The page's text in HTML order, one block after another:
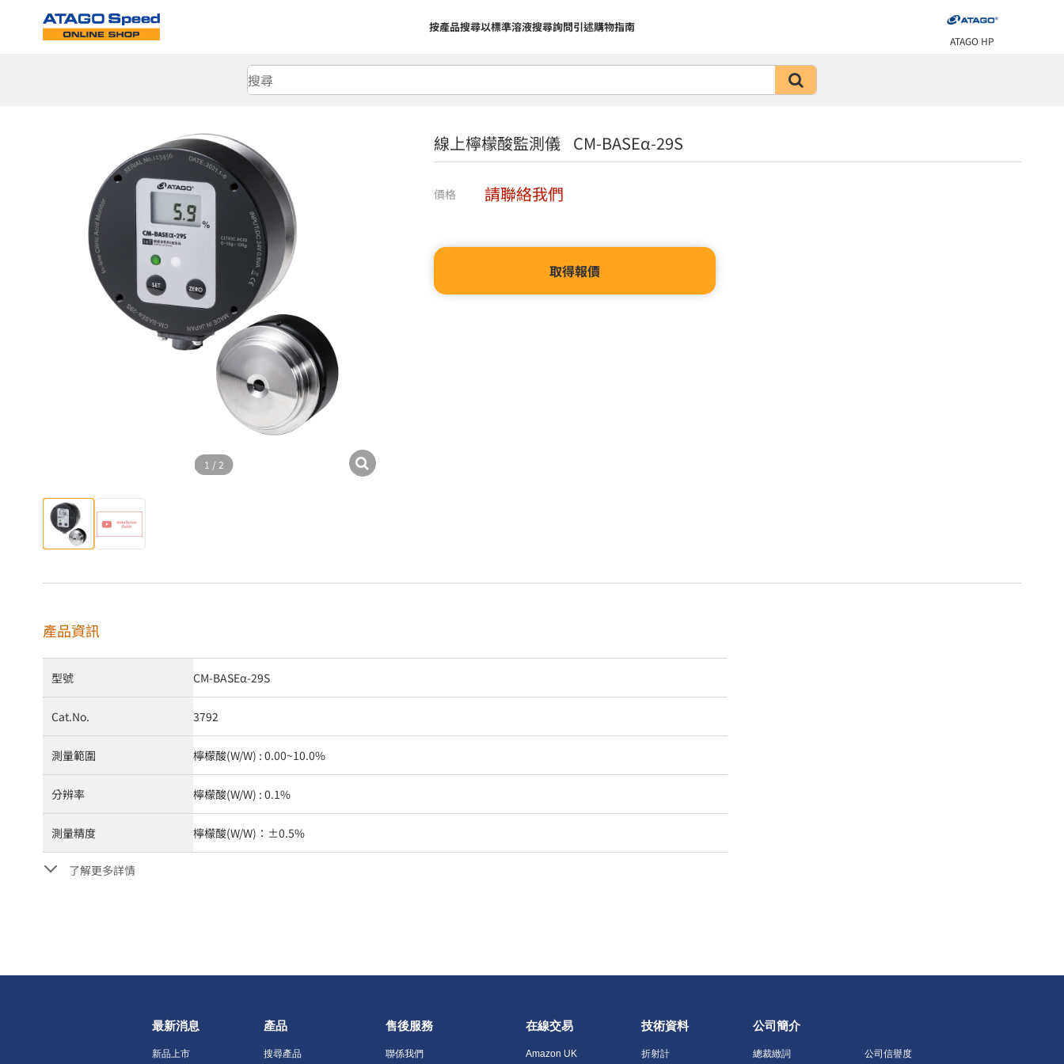
按產品搜尋以標準溶液搜尋詢問引述購物指南
ATAGO HP
1 / 2
線上檸檬酸監測儀 CM-BASEα-29S
價格 請聯絡我們
取得報價
產品資訊
型號 CM-BASEα-29S
Cat.No. 3792
測量範圍 檸檬酸(W/W) : 0.00~10.0%
分辨率 檸檬酸(W/W) : 0.1%
測量精度 檸檬酸(W/W)：±0.5%
了解更多詳情
最新消息
新品上市
產品
搜尋產品
售後服務
聯係我們
在線交易
Amazon UK
技術資料
折射計
公司簡介
總裁緻詞 公司信譽度